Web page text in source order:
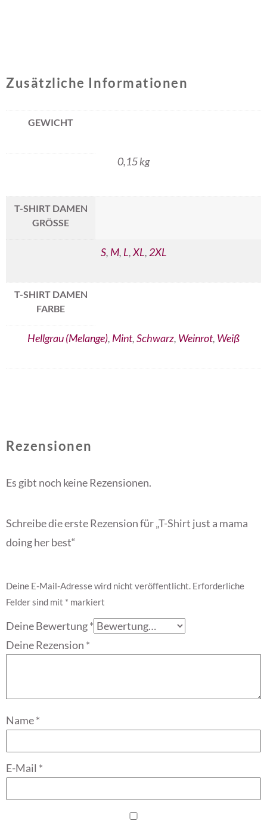
Zusätzliche Informationen
GEWICHT
0,15 kg
T-SHIRT DAMEN
GRÖSSE
S, M, L,XL, 2XL
T-SHIRT DAMEN
FARBE
Hellgrau (Melange), Mint,Schwarz, Weinrot, Weiß
Rezensionen
Es gibt noch keine Rezensionen.
Schreibe die erste Rezension für „T-Shirt just a mama
doing her best“
Deine E-Mail-Adresse wird nicht veröffentlicht. Erforderliche
Felder sind mit * markiert
Deine Bewertung*
Deine Rezension *
Name*
E-Mail *